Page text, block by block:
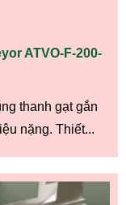
ATVO-F-200-
thanh gạt gắn
nặng. Thiết...